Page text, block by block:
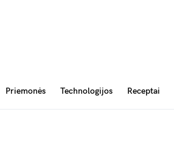
Priemonės Technologijos Receptai